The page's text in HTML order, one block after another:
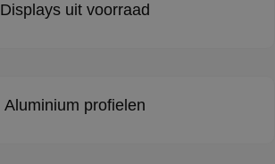
Displays uit voorraad
Aluminium profielen